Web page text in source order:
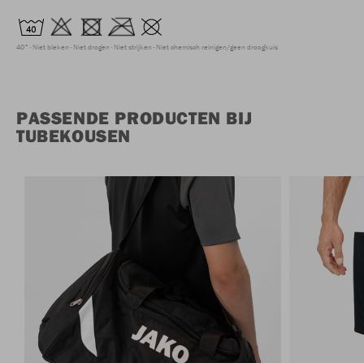
40° Niet bleken Niet drogen Niet strijken Niet chemisch reinigen/geen droogkuis
PASSENDE PRODUCTEN BIJ
TUBEKOUSEN